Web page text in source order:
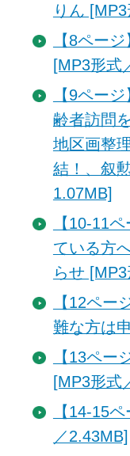
りん
【8ペー
[MP3形式
【9ペー
齢者訪問
地区画整
結！、叙
1.07MB]
【10-11
ている方
らせ
【12ペー
難な方は
【13ペー
[MP3形式
【14-15
／2.43MB]